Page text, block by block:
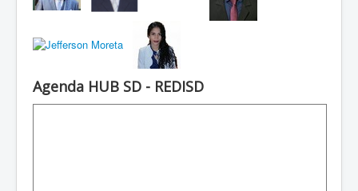
Agenda HUB SD - REDISD